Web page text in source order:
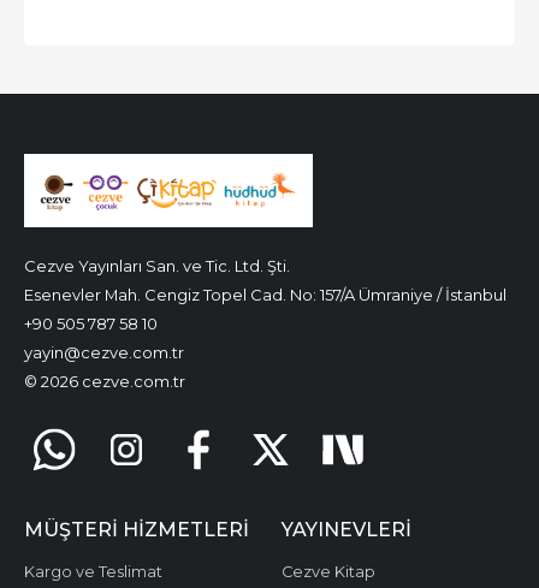
Cezve Yayınları San. ve Tic. Ltd. Şti.
Esenevler Mah. Cengiz Topel Cad. No: 157/A Ümraniye / İstanbul
+90 505 787 58 10
yayin@cezve.com.tr
© 2026 cezve.com.tr
MÜŞTERI HIZMETLERI
Kargo ve Teslimat
YAYINEVLERI
Cezve Kitap